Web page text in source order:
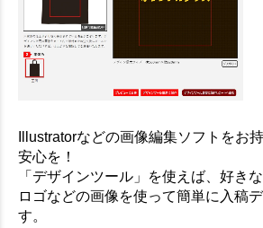
Illustratorなどの画像編集ソフトをお
安心を！
「デザインツール」を使えば、好き
ロゴなどの画像を使って簡単に入稿
す。